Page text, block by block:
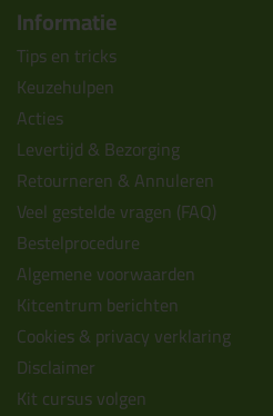
Informatie
Tips en tricks
Keuzehulpen
Acties
Levertijd & Bezorging
Retourneren & Annuleren
Veel gestelde vragen (FAQ)
Bestelprocedure
Algemene voorwaarden
Kitcentrum berichten
Cookies & privacy verklaring
Disclaimer
Kit cursus volgen